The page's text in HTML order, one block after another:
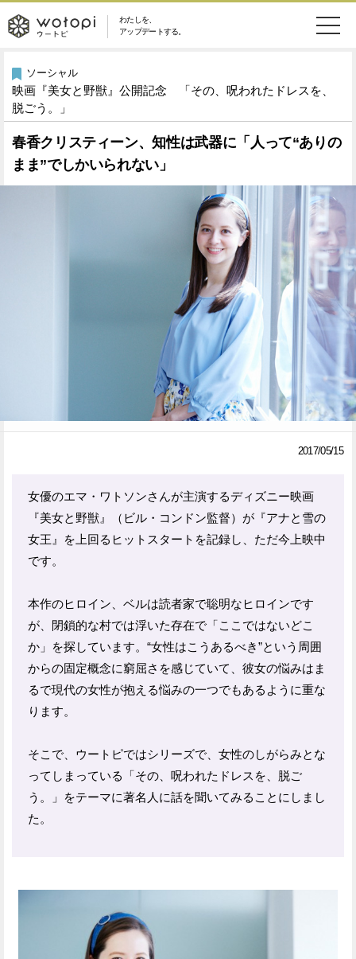
わたしを、
アップデートする。
wotopi
-
ウ
ー
メ
ニ
ュ
ー
恋愛・結婚
美容・コスメ
健康 ワークスタイル
ライフスタイル ファッション
ウートピとは？
で
す
Twitter
で
す
ソーシャル
映画『美女と野獣』公開記念 「その、呪われたドレスを、
脱ごう。」
春香クリスティーン、知性は武器に「人って“ありの
まま”でしかいられない」
2017/05/15
女優のエマ・ワトソンさんが主演するディズニー映画
『美女と野獣』（ビル・コンドン監督）が『アナと雪の
女王』を上回るヒットスタートを記録し、ただ今上映中
です。
本作のヒロイン、ベルは読者家で聡明なヒロインです
が、閉鎖的な村では浮いた存在で「ここではないどこ
か」を探しています。“女性はこうあるべき”という周囲
からの固定概念に窮屈さを感じていて、彼女の悩みはま
るで現代の女性が抱える悩みの一つでもあるように重な
ります。
そこで、ウートピではシリーズで、女性のしがらみとな
ってしまっている「その、呪われたドレスを、脱ご
う。」をテーマに著名人に話を聞いてみることにしまし
た。